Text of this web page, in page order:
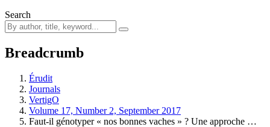
Search
Breadcrumb
Érudit
Journals
VertigO
Volume 17, Number 2, September 2017
Faut-il génotyper « nos bonnes vaches » ? Une approche …